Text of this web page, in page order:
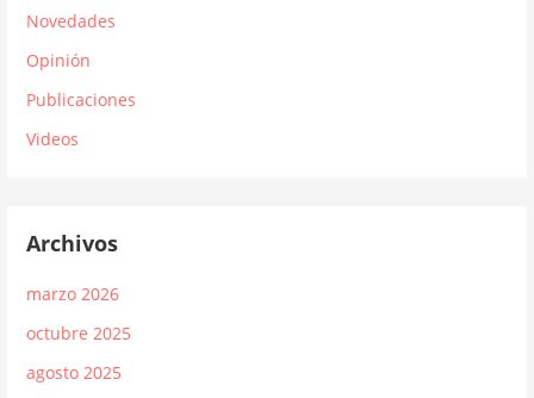
Novedades
Opinión
Publicaciones
Videos
Archivos
marzo 2026
octubre 2025
agosto 2025